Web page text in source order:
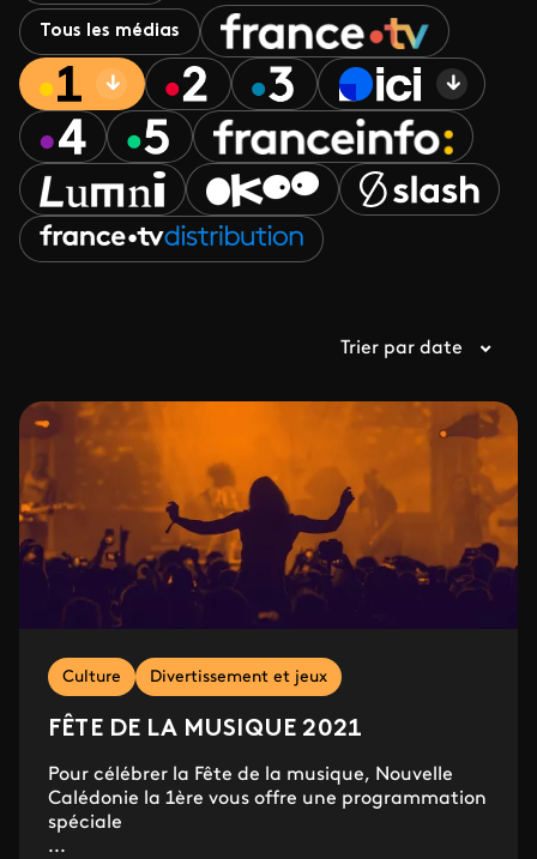
Tous les médias
Trier par date
Culture Divertissement et jeux
FÊTE DE LA MUSIQUE 2021
Pour célébrer la Fête de la musique, Nouvelle
Calédonie la 1ère vous offre une programmation
spéciale
...